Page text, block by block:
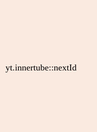
yt.innertube::nextId